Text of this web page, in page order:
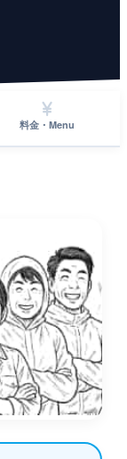
料金・Menu